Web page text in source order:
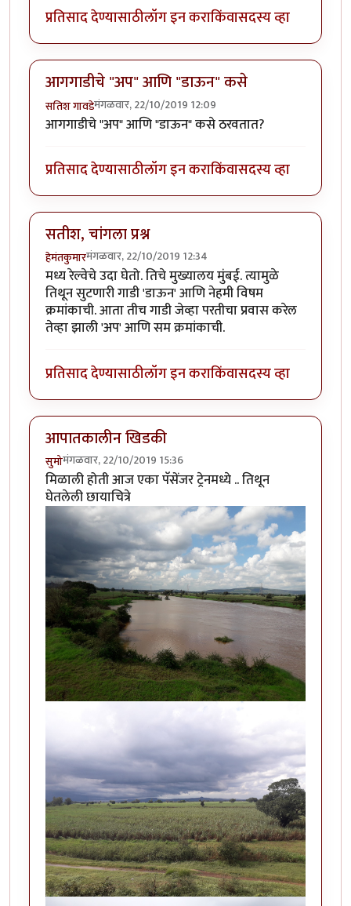
प्रतिसाद देण्यासाठीलॉग इन कराकिंवासदस्य व्हा
आगगाडीचे "अप" आणि "डाऊन" कसे
सतिश गावडेमंगळवार, 22/10/2019 12:09
आगगाडीचे "अप" आणि "डाऊन" कसे ठरवतात?
प्रतिसाद देण्यासाठीलॉग इन कराकिंवासदस्य व्हा
सतीश, चांगला प्रश्न
हेमंतकुमारमंगळवार, 22/10/2019 12:34
मध्य रेल्वेचे उदा घेतो. तिचे मुख्यालय मुंबई. त्यामुळे
तिथून सुटणारी गाडी 'डाऊन' आणि नेहमी विषम
क्रमांकाची. आता तीच गाडी जेव्हा परतीचा प्रवास करेल
तेव्हा झाली 'अप' आणि सम क्रमांकाची.
प्रतिसाद देण्यासाठीलॉग इन कराकिंवासदस्य व्हा
आपातकालीन खिडकी
सुमोमंगळवार, 22/10/2019 15:36
मिळाली होती आज एका पॅसेंजर ट्रेनमध्ये .. तिथून
घेतलेली छायाचित्रे